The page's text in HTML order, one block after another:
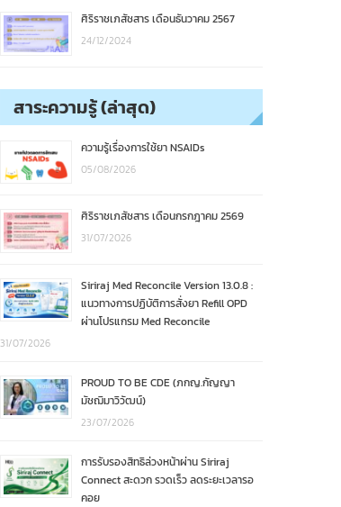
ศิริราชเภสัชสาร เดือนธันวาคม 2567
24/12/2024
สาระความรู้ (ล่าสุด)
ความรู้เรื่องการใช้ยา NSAIDs
05/08/2026
ศิริราชเภสัชสาร เดือนกรกฎาคม 2569
31/07/2026
Siriraj Med Reconcile Version 13.0.8 :
แนวทางการปฏิบัติการสั่งยา Refill OPD
ผ่านโปรแกรม Med Reconcile
31/07/2026
PROUD TO BE CDE (ภกญ.กัญญา
มัชฌิมาวิวัฒน์)
23/07/2026
การรับรองสิทธิล่วงหน้าผ่าน Siriraj
Connect สะดวก รวดเร็ว ลดระยะเวลารอ
คอย